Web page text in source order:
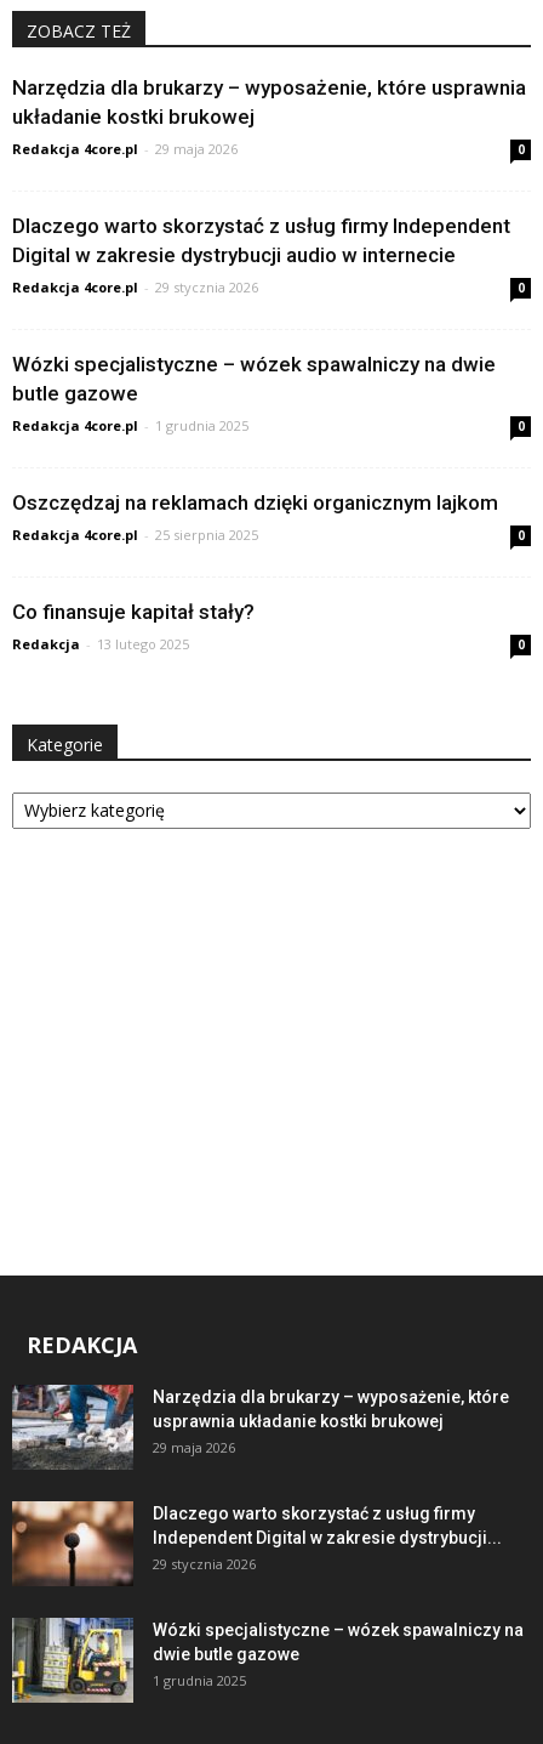
ZOBACZ TEŻ
Narzędzia dla brukarzy – wyposażenie, które usprawnia
układanie kostki brukowej
Redakcja 4core.pl - 29 maja 2026 0
Dlaczego warto skorzystać z usług firmy Independent
Digital w zakresie dystrybucji audio w internecie
Redakcja 4core.pl - 29 stycznia 2026 0
Wózki specjalistyczne – wózek spawalniczy na dwie
butle gazowe
Redakcja 4core.pl - 1 grudnia 2025 0
Oszczędzaj na reklamach dzięki organicznym lajkom
Redakcja 4core.pl - 25 sierpnia 2025 0
Co finansuje kapitał stały?
Redakcja - 13 lutego 2025 0
Kategorie
Kategorie
REDAKCJA
Narzędzia dla brukarzy – wyposażenie, które
usprawnia układanie kostki brukowej
29 maja 2026
Dlaczego warto skorzystać z usług firmy
Independent Digital w zakresie dystrybucji...
29 stycznia 2026
Wózki specjalistyczne – wózek spawalniczy na
dwie butle gazowe
1 grudnia 2025